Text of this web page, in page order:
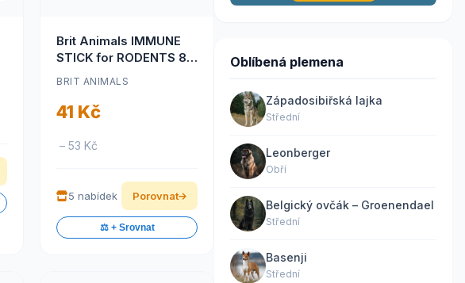
Brit Animals IMMUNE
STICK for RODENTS 80
g
BRIT ANIMALS
41 Kč
– 53 Kč
5 nabídek Porovnat
⚖️ + Srovnat
Oblíbená plemena
Západosibiřská lajka
Střední
Leonberger
Obří
Belgický ovčák – Groenendael
Střední
Basenji
Střední